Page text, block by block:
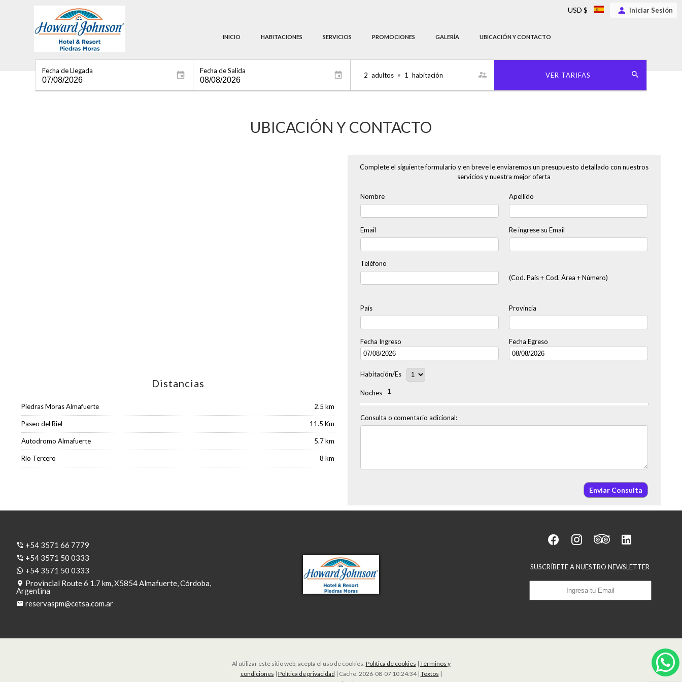
INICIO HABITACIONES SERVICIOS PROMOCIONES GALERÍA UBICACIÓN Y CONTACTO
USD $ Iniciar Sesión
Fecha de Llegada Fecha de Salida
2 adultos • 1 habitación VER TARIFAS
UBICACIÓN Y CONTACTO
Distancias
Piedras Moras Almafuerte 2.5 km
Paseo del Riel 11.5 Km
Autodromo Almafuerte 5.7 km
Rio Tercero 8 km
Complete el siguiente formulario y en breve le enviaremos un presupuesto detallado con nuestros
servicios y nuestra mejor oferta
Nombre Apellido
Email Re ingrese su Email
Teléfono
(Cod. País + Cod. Área + Número)
País Provincia
Fecha Ingreso Fecha Egreso
Habitación/es
Noches 1
Consulta o comentario adicional:
Enviar Consulta
+54 3571 66 7779
+54 3571 50 0333
+54 3571 50 0333
Provincial Route 6 1.7 km, X5854 Almafuerte, Córdoba,
Argentina
reservaspm@cetsa.com.ar
SUSCRÍBETE A NUESTRO NEWSLETTER
Al utilizar este sitio web, acepta el uso de cookies. Política de cookies | Términos y
condiciones | Política de privacidad | Cache: 2026-08-07 10:24:34 | Textos |